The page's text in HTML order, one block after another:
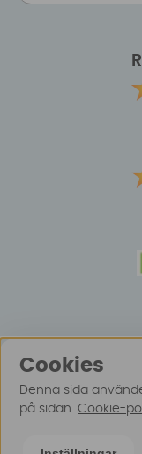
Cookies
Denna sida
på sidan. Cookie-